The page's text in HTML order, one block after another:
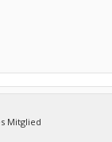
Mitglied